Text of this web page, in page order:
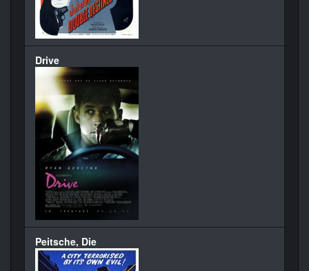
Drive
Peitsche, Die